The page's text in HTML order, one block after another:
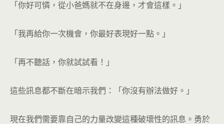
「你好可憐，從小爸媽就不在身邊，才會這樣。」
「我再給你一次機會，你最好表現好一點。」
「再不聽話，你就試試看！」
這些訊息都不斷在暗示我們：「你沒有辦法做好。」
現在我們需要靠自己的力量改變這種破壞性的訊息。勇於